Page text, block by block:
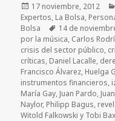
Publicado
el
17 noviembre, 2012
Expertos, La Bolsa,
Bolsa
Etiquetas
14 de
por la música, Carlos
crisis del sector público,
críticas, Daniel Lacalle,
Francisco Álvarez, Huelga
instrumentos financieros,
María Gay, Juan Pardo,
Naylor, Philipp Bagus,
Witold Falkowski y Tobi